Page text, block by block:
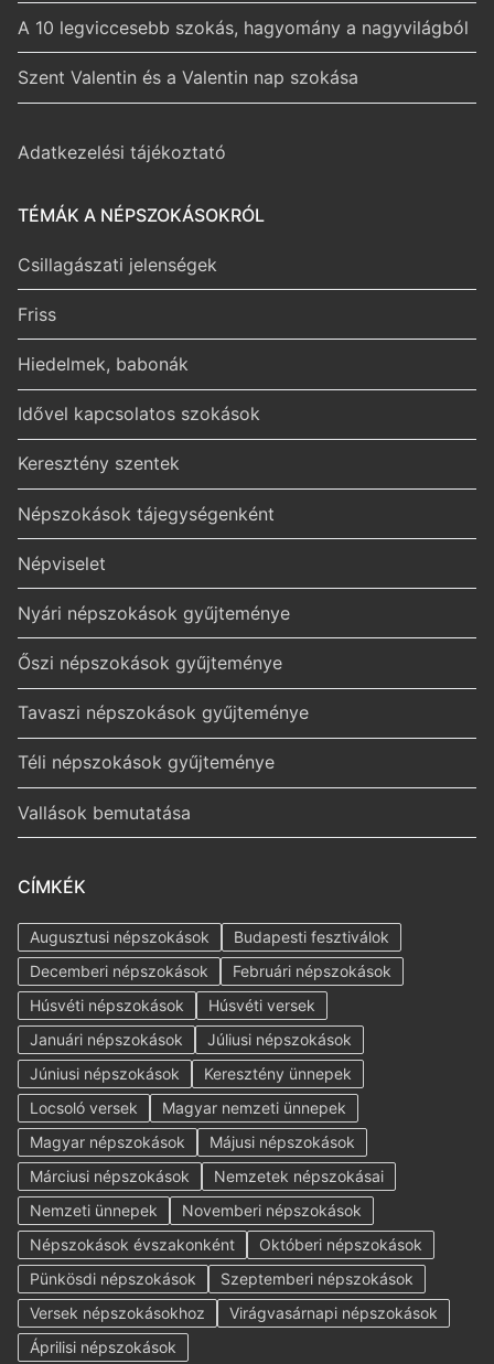
A 10 legviccesebb szokás, hagyomány a nagyvilágból
Szent Valentin és a Valentin nap szokása
Adatkezelési tájékoztató
TÉMÁK A NÉPSZOKÁSOKRÓL
Csillagászati jelenségek
Friss
Hiedelmek, babonák
Idővel kapcsolatos szokások
Keresztény szentek
Népszokások tájegységenként
Népviselet
Nyári népszokások gyűjteménye
Őszi népszokások gyűjteménye
Tavaszi népszokások gyűjteménye
Téli népszokások gyűjteménye
Vallások bemutatása
CÍMKÉK
Augusztusi népszokások
Budapesti fesztiválok
Decemberi népszokások
Februári népszokások
Húsvéti népszokások
Húsvéti versek
Januári népszokások
Júliusi népszokások
Júniusi népszokások
Keresztény ünnepek
Locsoló versek
Magyar nemzeti ünnepek
Magyar népszokások
Májusi népszokások
Márciusi népszokások
Nemzetek népszokásai
Nemzeti ünnepek
Novemberi népszokások
Népszokások évszakonként
Októberi népszokások
Pünkösdi népszokások
Szeptemberi népszokások
Versek népszokásokhoz
Virágvasárnapi népszokások
Áprilisi népszokások